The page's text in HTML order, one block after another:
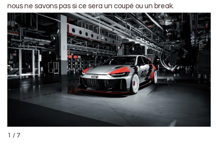
nous ne savons pas si ce sera un coupé ou un break.
1 / 7